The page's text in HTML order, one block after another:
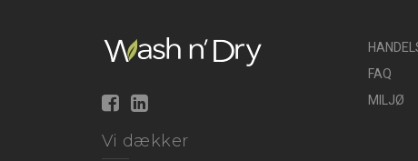
FAQ
MILJØ
Vi dækker